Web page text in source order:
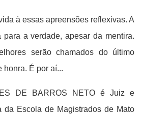
à essas apreensões reflexivas. A
para a verdade, apesar da mentira.
serão chamados do último
honra. É por aí...
DE BARROS NETO é Juiz e
da Escola de Magistrados de Mato